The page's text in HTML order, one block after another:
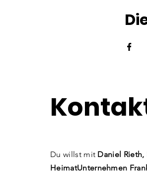
Du willst mit Daniel
HeimatUnternehmen